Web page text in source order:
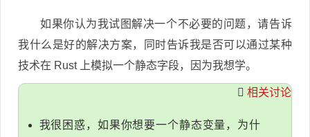
如果你认为我试图解决一个不必要的问题，请告诉
我什么是好的解决方案，同时告诉我是否可以通过某种
技术在 Rust 上模拟一个静态字段，因为我想学。
相关讨论
我很困惑，如果你想要一个静态变量，为什